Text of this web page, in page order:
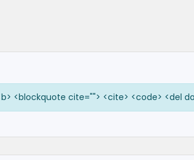
<blockquote cite=""> <cite> <code> <del